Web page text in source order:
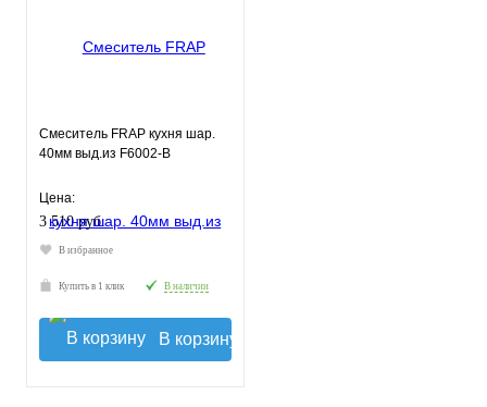
Смеситель FRAP кухня шар.
40мм выд.из F6002-В
Цена:
3 510 руб.
В избранное
Купить в 1 клик В наличии
В корзину